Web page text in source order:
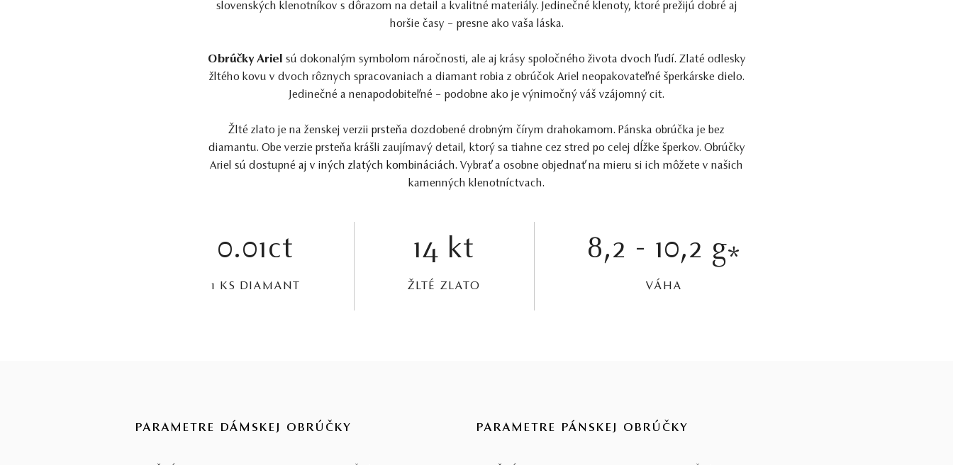
slovenských klenotníkov s dôrazom na detail a kvalitné materiály. Jedinečné klenoty, ktoré prežijú dobré aj
horšie časy – presne ako vaša láska.
Obrúčky Ariel sú dokonalým symbolom náročnosti, ale aj krásy spoločného života dvoch ľudí. Zlaté odlesky
žltého kovu v dvoch rôznych spracovaniach a diamant robia z obrúčok Ariel neopakovateľné šperkárske dielo.
Jedinečné a nenapodobiteľné – podobne ako je výnimočný váš vzájomný cit.
Žlté zlato je na ženskej verzii prsteňa dozdobené drobným čírym drahokamom. Pánska obrúčka je bez
diamantu. Obe verzie prsteňa krášli zaujímavý detail, ktorý sa tiahne cez stred po celej dĺžke šperkov. Obrúčky
Ariel sú dostupné aj v iných zlatých kombináciách. Vybrať a osobne objednať na mieru si ich môžete v našich
kamenných klenotníctvach.
0.01ct
1 KS DIAMANT
14 kt
ŽLTÉ ZLATO
8,2 - 10,2 g*
VÁHA
PARAMETRE DÁMSKEJ OBRÚČKY PARAMETRE PÁNSKEJ OBRÚČKY